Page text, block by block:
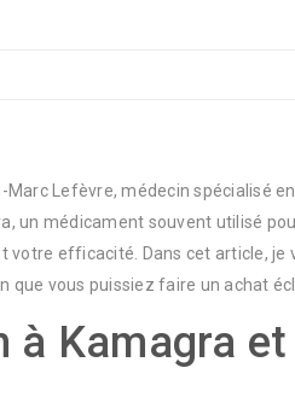
Marc Lefèvre, médecin
un médicament souvent utilisé
votre efficacité. Dans cet article,
que vous puissiez faire un achat
à Kamagra